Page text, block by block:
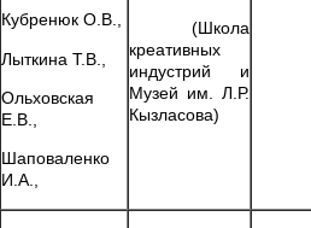
Кубренюк О.В.,
Лыткина Т.В.,
Ольховская
Е.В.,
Шаповаленко
И.А.,
(Школа
креативных
индустрий и
Музей им. Л.Р.
Кызласова)